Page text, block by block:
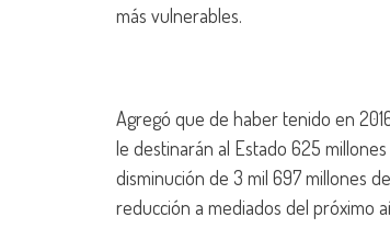
más vulnerables.
Agregó que de haber tenido en
le destinarán al Estado 625
disminución de 3 mil 697 millones
reducción a mediados del próximo